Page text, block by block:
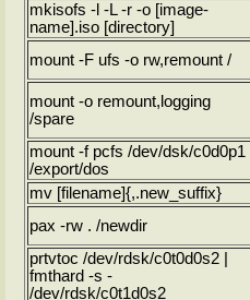
mkisofs -l -L -r -o [image-
name].iso [directory]
mount -F ufs -o rw,remount /
mount -o remount,logging
/spare
mount -f pcfs /dev/dsk/c0d0p1
/export/dos
mv [filename]{,.new_suffix}
pax -rw . /newdir
prtvtoc /dev/rdsk/c0t0d0s2 |
fmthard -s -
/dev/rdsk/c0t1d0s2